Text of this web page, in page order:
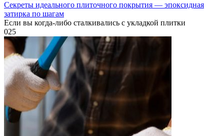
Секреты идеального плиточного покрытия — эпоксидная
затирка по шагам
Если вы когда-либо сталкивались с укладкой плитки
025